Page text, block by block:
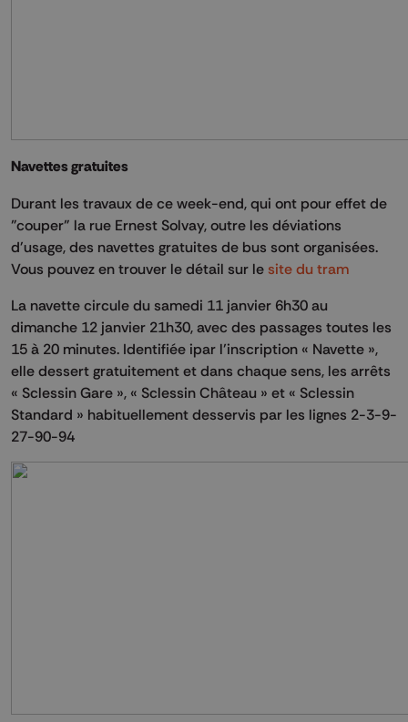
Navettes gratuites
Durant les travaux de ce week-end, qui ont pour effet de
"couper" la rue Ernest Solvay, outre les déviations
d'usage, des navettes gratuites de bus sont organisées.
Vous pouvez en trouver le détail sur le site du tram
La navette circule du samedi 11 janvier 6h30 au
dimanche 12 janvier 21h30, avec des passages toutes les
15 à 20 minutes. Identifiée ipar l’inscription « Navette »,
elle dessert gratuitement et dans chaque sens, les arrêts
« Sclessin Gare », « Sclessin Château » et « Sclessin
Standard » habituellement desservis par les lignes 2-3-9-
27-90-94